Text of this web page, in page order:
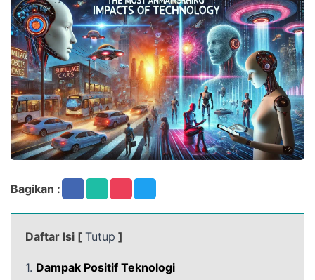
Bagikan :
Daftar Isi [ Tutup ]
1. Dampak Positif Teknologi